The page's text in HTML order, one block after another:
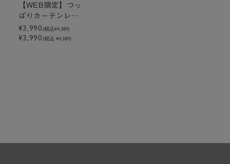
【WEB限定】つっ
ぱりカーテンレー
ル 110～150cm
¥3,990(税込¥4,389)
¥3,990(税込 ¥4,389)